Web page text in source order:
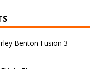
Benton Fusion 3